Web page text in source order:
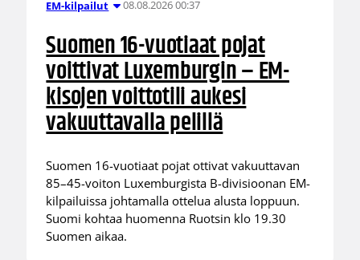
EM-kilpailut 08.08.2026 00:37
Suomen 16-vuotiaat pojat
voittivat Luxemburgin – EM-
kisojen voittotili aukesi
vakuuttavalla pelillä
Suomen 16-vuotiaat pojat ottivat vakuuttavan
85–45-voiton Luxemburgista B-divisioonan EM-
kilpailuissa johtamalla ottelua alusta loppuun.
Suomi kohtaa huomenna Ruotsin klo 19.30
Suomen aikaa.